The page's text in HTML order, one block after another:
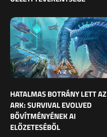
HATALMAS BOTRÁNY LETT AZ
ARK: SURVIVAL EVOLVED
BŐVÍTMÉNYÉNEK AI
ELŐZETESÉBŐL